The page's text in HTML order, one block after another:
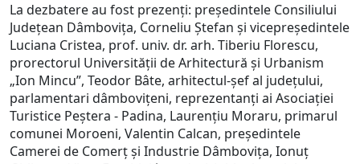
La dezbatere au fost prezenți: președintele Consiliului
Județean Dâmbovița, Corneliu Ștefan și vicepreședintele
Luciana Cristea, prof. univ. dr. arh. Tiberiu Florescu,
prorectorul Universității de Arhitectură și Urbanism
„Ion Mincu”, Teodor Bâte, arhitectul-șef al județului,
parlamentari dâmbovițeni, reprezentanți ai Asociației
Turistice Peștera - Padina, Laurențiu Moraru, primarul
comunei Moroeni, Valentin Calcan, președintele
Camerei de Comerț și Industrie Dâmbovița, Ionuț